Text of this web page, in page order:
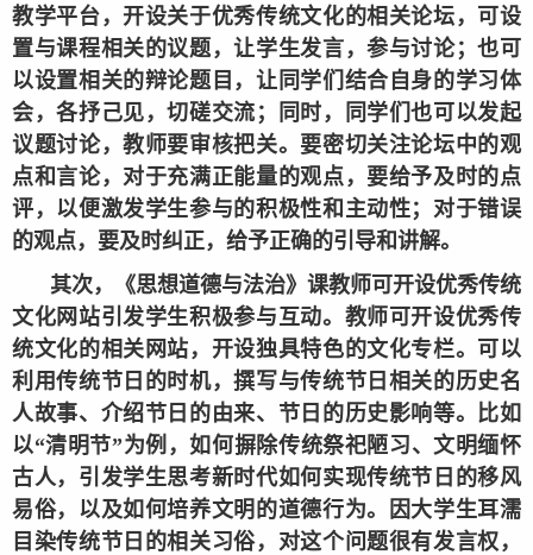
教学平台，开设关于优秀传统文化的相关论坛，可设
置与课程相关的议题，让学生发言，参与讨论；也可
以设置相关的辩论题目，让同学们结合自身的学习体
会，各抒己见，切磋交流；同时，同学们也可以发起
议题讨论，教师要审核把关。要密切关注论坛中的观
点和言论，对于充满正能量的观点，要给予及时的点
评，以便激发学生参与的积极性和主动性；对于错误
的观点，要及时纠正，给予正确的引导和讲解。
其次，《思想道德与法治》课教师可开设优秀传统
文化网站引发学生积极参与互动。教师可开设优秀传
统文化的相关网站，开设独具特色的文化专栏。可以
利用传统节日的时机，撰写与传统节日相关的历史名
人故事、介绍节日的由来、节日的历史影响等。比如
以“清明节”为例，如何摒除传统祭祀陋习、文明缅怀
古人，引发学生思考新时代如何实现传统节日的移风
易俗，以及如何培养文明的道德行为。因大学生耳濡
目染传统节日的相关习俗，对这个问题很有发言权，